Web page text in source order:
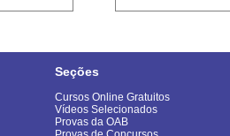
Seções
Cursos Online Gratuitos
Vídeos Selecionados
Provas da OAB